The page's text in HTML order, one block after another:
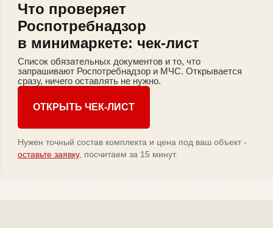
Что проверяет
Роспотребнадзор
в минимаркете: чек-лист
Список обязательных документов и то, что
запрашивают Роспотребнадзор и МЧС. Открывается
сразу, ничего оставлять не нужно.
ОТКРЫТЬ ЧЕК-ЛИСТ
Нужен точный состав комплекта и цена под ваш объект -
оставьте заявку, посчитаем за 15 минут.